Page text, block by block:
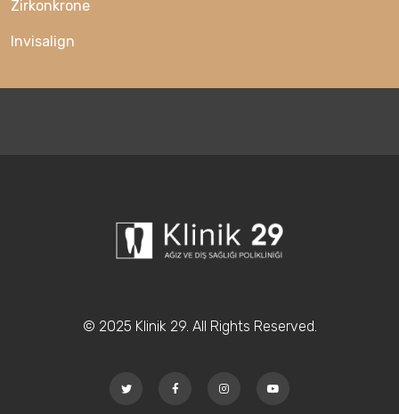
Zirkonkrone
Invisalign
© 2025 Klinik 29. All Rights Reserved.